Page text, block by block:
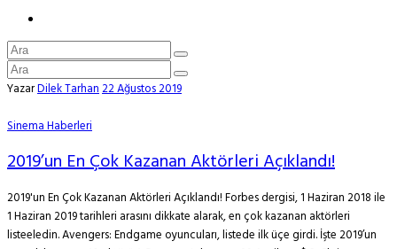
YazarDilek Tarhan22 Ağustos 2019
Sinema Haberleri
2019’un En Çok Kazanan Aktörleri Açıklandı!
2019'un En Çok Kazanan Aktörleri Açıklandı! Forbes dergisi, 1 Haziran 2018 ile
1 Haziran 2019 tarihleri arasını dikkate alarak, en çok kazanan aktörleri
listeeledin. Avengers: Endgame oyuncuları, listede ilk üçe girdi. İşte 2019’un